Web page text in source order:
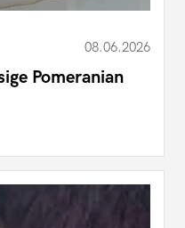
08.06.2026
Pomeranian